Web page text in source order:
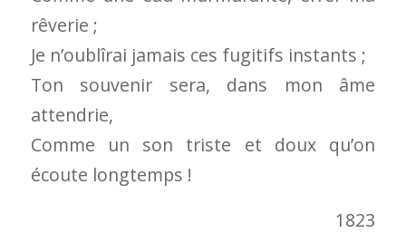
rêverie ;
Je n’oublîrai jamais ces fugitifs instants ;
Ton souvenir sera, dans mon âme
attendrie,
Comme un son triste et doux qu’on
écoute longtemps !
1823